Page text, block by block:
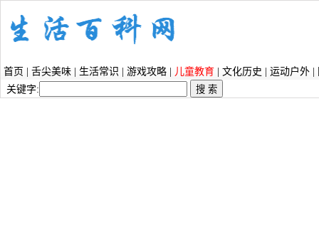
首页 舌尖美味 生活常识 游戏攻略 儿童教育 文化历史 运动户外
关键字: